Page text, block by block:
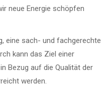
neue Energie schöpfen
eine sach- und fachgerechte
kann das Ziel einer
Bezug auf die Qualität der
werden.